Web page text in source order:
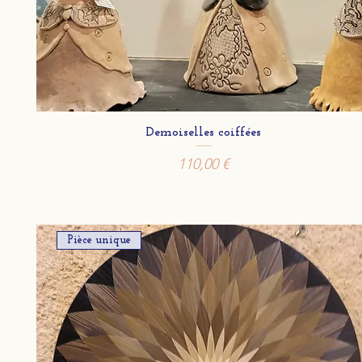
Demoiselles coiffées
Prix
110,00 €
Pièce unique